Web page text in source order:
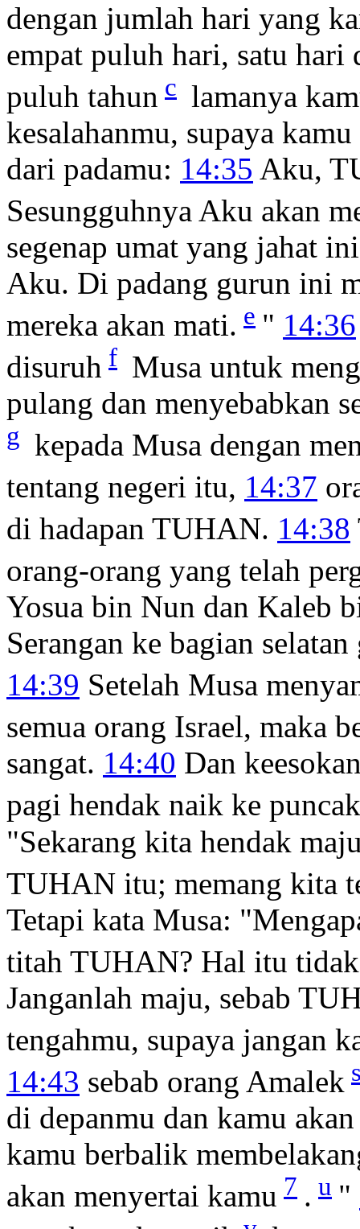
dengan jumlah hari yang
empat puluh hari, satu
puluh tahun c lamanya
kesalahanmu, supaya
dari padamu: 14:35 Aku,
Sesungguhnya Aku akan
segenap umat yang jahat
Aku. Di padang gurun ini
mereka akan mati. e " 14:36
disuruh f Musa untuk
pulang dan menyebabkan
g kepada Musa dengan
tentang negeri itu, 14:37
di hadapan TUHAN. 14:38
orang-orang yang telah
Yosua bin Nun dan Kaleb
Serangan ke bagian selatan
14:39 Setelah Musa
semua orang Israel, maka
sangat. 14:40 Dan
pagi hendak naik ke
"Sekarang kita hendak
TUHAN itu; memang kita
Tetapi kata Musa:
titah TUHAN? Hal itu
Janganlah maju, sebab
tengahmu, supaya jangan
14:43 sebab orang Amalek
di depanmu dan kamu
kamu berbalik
akan menyertai kamu 7 . u "